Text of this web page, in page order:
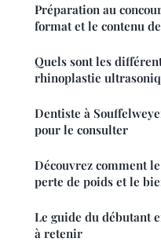
Préparation au
format et le contenu
Quels sont les
rhinoplastie
Dentiste à
pour le consulter
Découvrez comment
perte de poids et le
Le guide du débutant
à retenir